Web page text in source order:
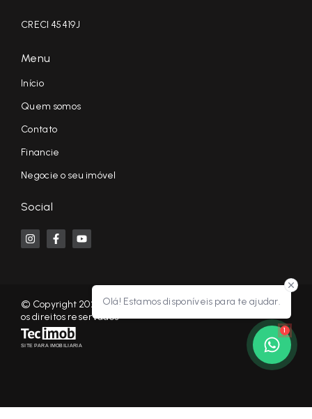
Olá! Estamos disponíveis para te ajudar.
1
CRECI 45419J
Menu
Início
Quem somos
Contato
Financie
Negocie o seu imóvel
Social
© Copyright 2026 - KF NEGÓCIOS IMOBILIÁRIOS RP - Todos
os direitos reservados
SITE PARA IMOBILIARIA